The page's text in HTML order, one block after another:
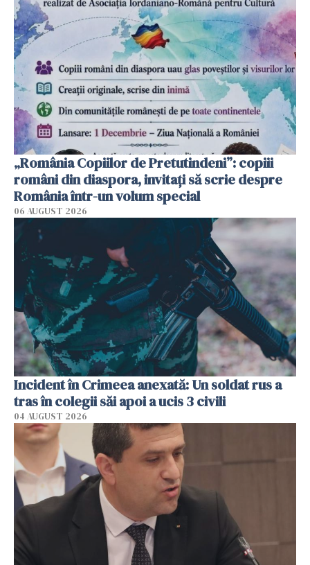
„România Copiilor de Pretutindeni”: copiii
români din diaspora, invitați să scrie despre
România într-un volum special
06 AUGUST 2026
Incident în Crimeea anexată: Un soldat rus a
tras în colegii săi apoi a ucis 3 civili
04 AUGUST 2026